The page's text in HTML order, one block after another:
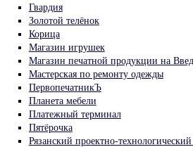
Гвардия
Золотой телёнок
Корица
Магазин игрушек
Магазин печатной продукции на
Мастерская по ремонту одежды
ПервопечатникЪ
Планета мебели
Платежный терминал
Пятёрочка
Рязанский проектно-